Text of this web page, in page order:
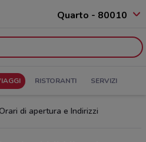
Quarto - 80010
RISTORANTI SERVIZI
di apertura e Indirizzi